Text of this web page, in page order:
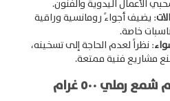
الأعمال اليدوية والفنون.
: يضيف أجواءً رومانسية وراقية
خاصة.
: نظراً لعدم الحاجة إلى تسخينه،
مشاريع فنية ممتعة.
رملي ٥٠٠ غرام